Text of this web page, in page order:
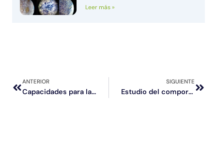
Leer más »
ANTERIOR
Capacidades para la importación de material vegetal para uso en investigación
SIGUIENTE
Estudio del comportamiento de la vegetación ripariana del río Loa